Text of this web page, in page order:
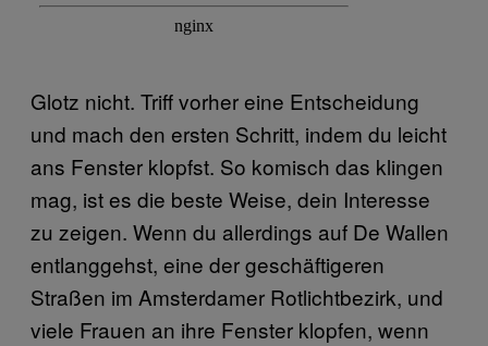
Glotz nicht. Triff vorher eine Entscheidung
und mach den ersten Schritt, indem du leicht
ans Fenster klopfst. So komisch das klingen
mag, ist es die beste Weise, dein Interesse
zu zeigen. Wenn du allerdings auf De Wallen
entlanggehst, eine der geschäftigeren
Straßen im Amsterdamer Rotlichtbezirk, und
viele Frauen an ihre Fenster klopfen, wenn